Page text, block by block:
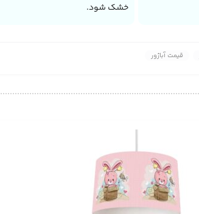
خشک شود.
قیمت آباژور